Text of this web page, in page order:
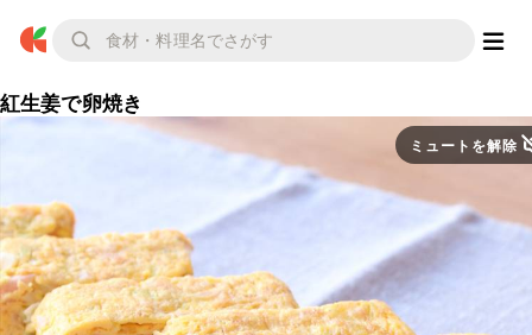
紅生姜で卵焼き
ミュートを解除